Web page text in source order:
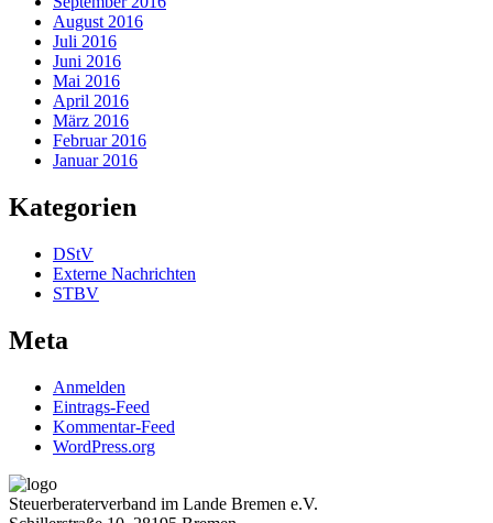
August 2016
Juli 2016
Juni 2016
Mai 2016
April 2016
März 2016
Februar 2016
Januar 2016
Kategorien
DStV
Externe Nachrichten
STBV
Meta
Anmelden
Eintrags-Feed
Kommentar-Feed
WordPress.org
Steuerberaterverband im Lande Bremen e.V.